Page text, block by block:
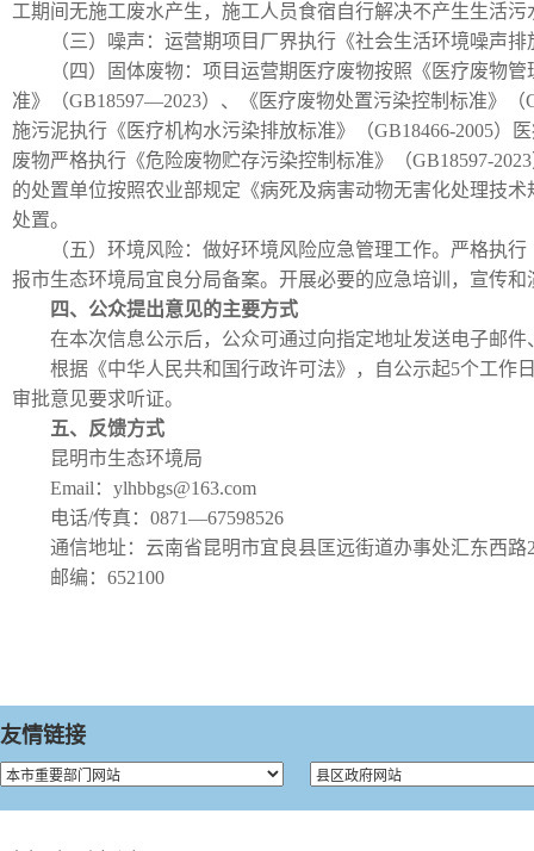
工期间无施工废水产生，施工人员食宿自行解决不产生生活污
（三）噪声：运营期项目厂界执行《社会生活环境噪声
（四）固体废物：项目运营期医疗废物按照《医疗废物
准》（GB18597—2023）、《医疗废物处置污染控制标准》
施污泥执行《医疗机构水污染排放标准》（GB18466-2005）
废物严格执行《危险废物贮存污染控制标准》（GB18597-
的处置单位按照农业部规定《病死及病害动物无害化处理技
处置。
（五）环境风险：做好环境风险应急管理工作。严格执
报市生态环境局宜良分局备案。开展必要的应急培训，宣传和
四、公众提出意见的主要方式
在本次信息公示后，公众可通过向指定地址发送电子邮
根据《中华人民共和国行政许可法》，自公示起5个工作
审批意见要求听证。
五、反馈方式
昆明市生态环境局
Email：ylhbbgs@163.com
电话/传真：0871—67598526
通信地址：云南省昆明市宜良县匡远街道办事处汇东西路
邮编：652100
友情链接